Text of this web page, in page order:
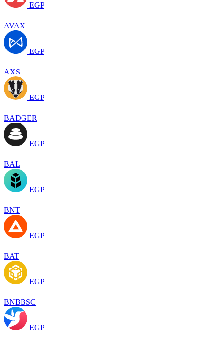
EGP
AVAX
EGP
AXS
EGP
BADGER
EGP
BAL
EGP
BNT
EGP
BAT
EGP
BNBBSC
EGP